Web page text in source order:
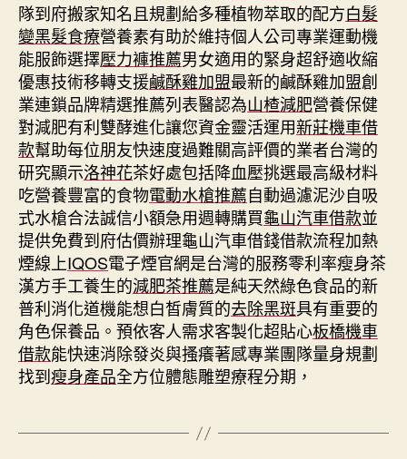
隊到府搬家知名且規劃給多種植物萃取的配方白髮
變黑髮食療營養素有助於維持個人公司專業運動機
能服飾選擇壓力褲推薦男女適用的緊身超舒適收縮
優惠技術移轉支援鹹酥雞加盟最新的鹹酥雞加盟創
業連鎖品牌精選推薦列表醫認為山楂減肥營養保健
對減肥有利雙酵進化讓您資金靈活運用新莊機車借
款幫助每位朋友快速度過難關高評價的業者台灣的
研究顯示洛神花茶好處包括降血壓挑選最高級材料
吃營養豐富的食物電動水槍推薦自動過濾泥沙自吸
式水槍合法誠信小額急用週轉購買龜山汽車借款並
提供免費到府估價辦理龜山汽車借錢借款流程加熱
煙線上IQOS電子煙官網是台灣的服務零利率瘦身茶
漢方手工養生的減肥茶推薦是純天然綠色食品的新
普利消化道機能想白皙膚質的去除黑斑具有重要的
角色保養品。預依客人需求客製化超貼心板橋機車
借款能快速消除發炎與搔癢著感專業團隊量身規劃
找到瘦身產品全方位體態雕塑療程分期，